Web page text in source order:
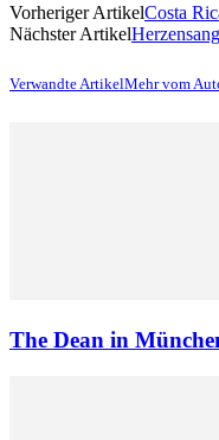
Vorheriger ArtikelCosta
Nächster Artikel
Verwandte ArtikelMehr vom
The Dean in